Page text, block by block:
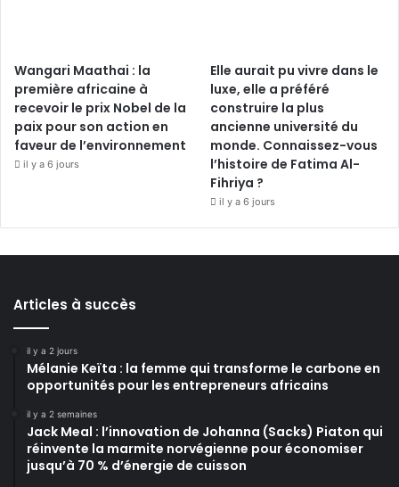
Wangari Maathai : la
première africaine à
recevoir le prix Nobel de la
paix pour son action en
faveur de l’environnement
il y a 6 jours
Elle aurait pu vivre dans le
luxe, elle a préféré
construire la plus
ancienne université du
monde. Connaissez-vous
l’histoire de Fatima Al-
Fihriya ?
il y a 6 jours
Articles à succès
il y a 2 jours
Mélanie Keïta : la femme qui transforme le carbone en
opportunités pour les entrepreneurs africains
il y a 2 semaines
Jack Meal : l’innovation de Johanna (Sacks) Piaton qui
réinvente la marmite norvégienne pour économiser
jusqu’à 70 % d’énergie de cuisson